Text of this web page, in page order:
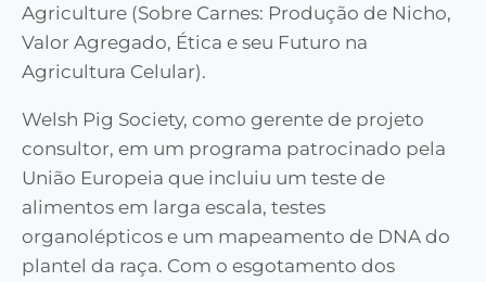
Agriculture (Sobre Carnes: Produção de Nicho,
Valor Agregado, Ética e seu Futuro na
Agricultura Celular).
Welsh Pig Society, como gerente de projeto
consultor, em um programa patrocinado pela
União Europeia que incluiu um teste de
alimentos em larga escala, testes
organolépticos e um mapeamento de DNA do
plantel da raça. Com o esgotamento dos